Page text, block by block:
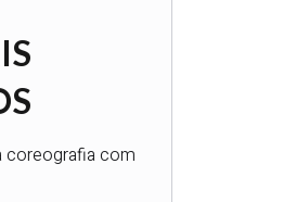
coreografia com